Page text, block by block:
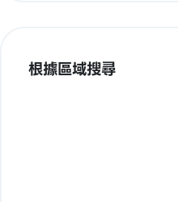
根據區域搜尋